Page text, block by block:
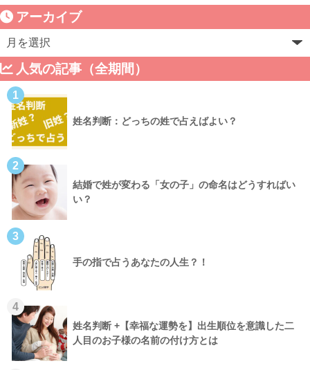
アーカイブ
人気の記事（全期間）
1
姓名判断：どっちの姓で占えばよい？
2
結婚で姓が変わる「女の子」の命名はどうすればい
い？
3
手の指で占うあなたの人生？！
4
姓名判断 +【幸福な運勢を】出生順位を意識した二
人目のお子様の名前の付け方とは